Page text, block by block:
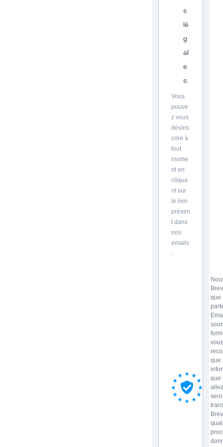
s
lé
g
al
e
s.
Vous
pouve
z vous
désins
crire à
tout
mome
nt en
cliqua
nt sur
le lien
présen
t dans
nos
emails
.
que
vous
que
que